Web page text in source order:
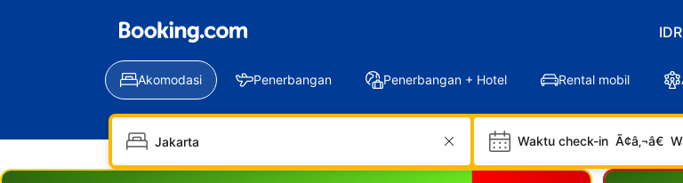
IDR
Akomodasi Penerbangan Penerbangan + Hotel Rental mobil
Waktu check-in Ã¢â‚¬â€